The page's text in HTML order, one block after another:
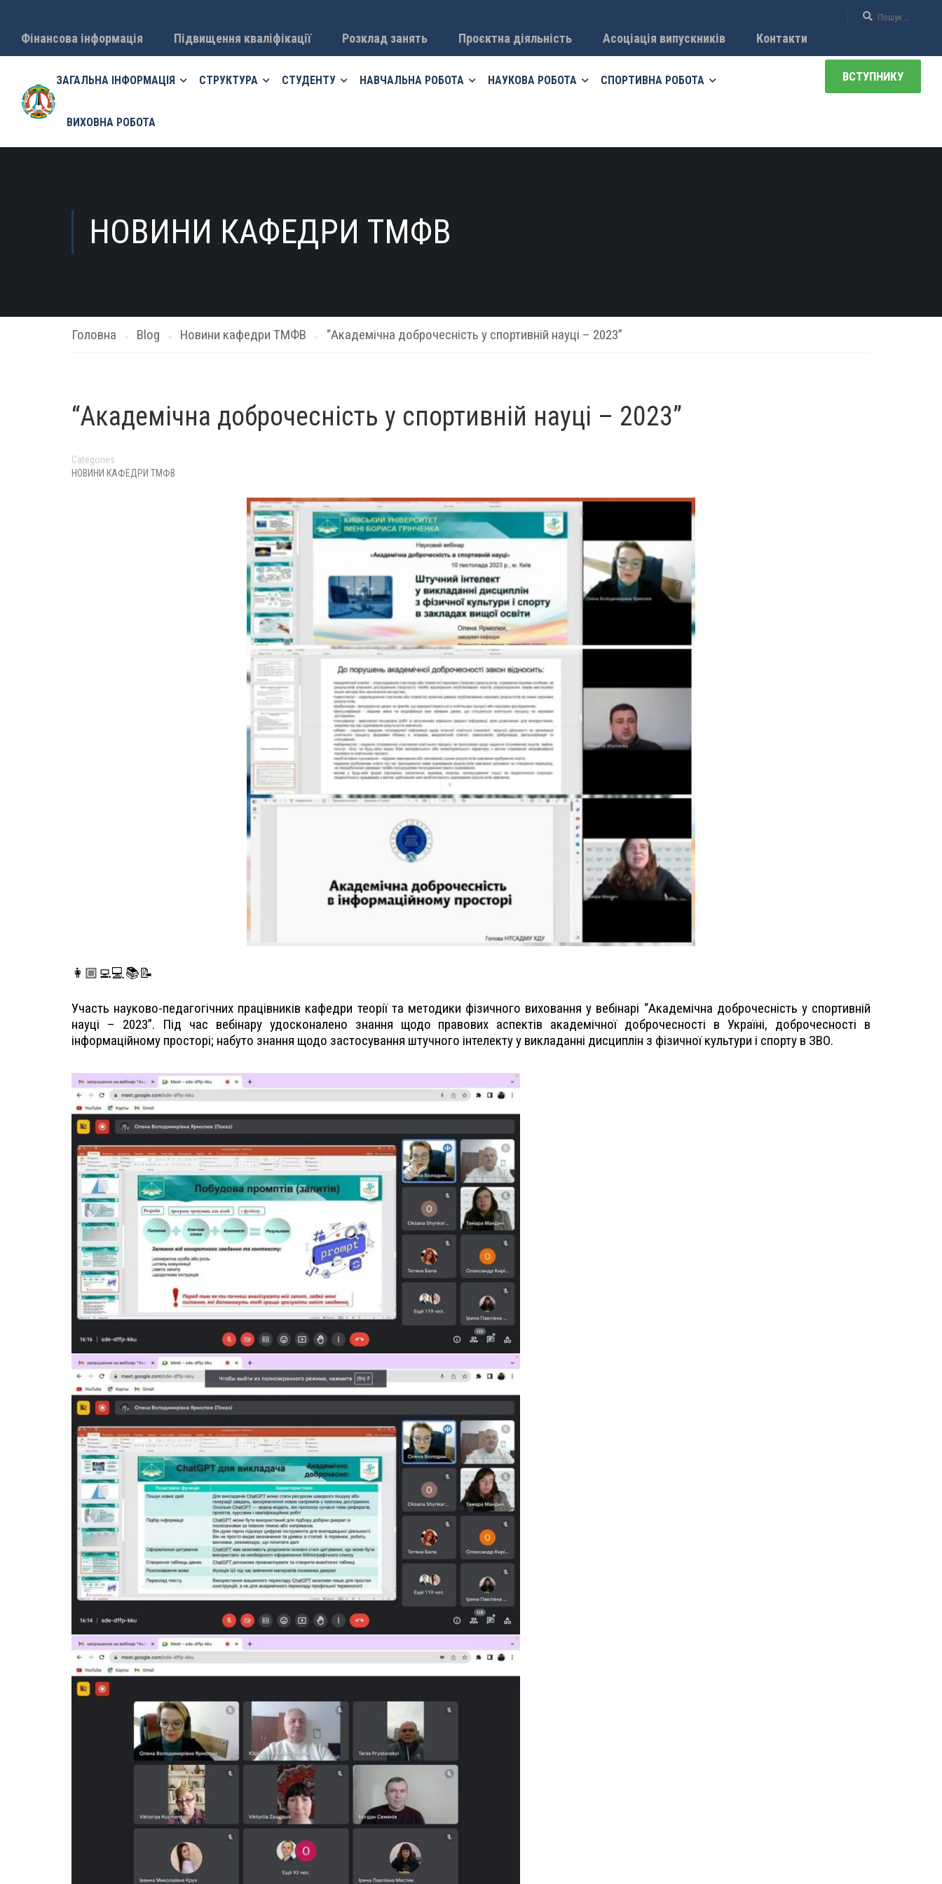
Фінансова інформація Підвищення кваліфікації Розклад занять Проєктна діяльність Асоціація випускників Контакти
ЗАГАЛЬНА ІНФОРМАЦІЯ СТРУКТУРА СТУДЕНТУ НАВЧАЛЬНА РОБОТА НАУКОВА РОБОТА СПОРТИВНА РОБОТА
ВИХОВНА РОБОТА
ВСТУПНИКУ
НОВИНИ КАФЕДРИ ТМФВ
Головна Blog Новини кафедри ТМФВ “Академічна доброчесність у спортивній науці – 2023”
“Академічна доброчесність у спортивній науці – 2023”
Categories
НОВИНИ КАФЕДРИ ТМФВ
👩🏼‍💻💻📚📝
Участь науково-педагогічних працівників кафедри теорії та методики фізичного виховання у вебінарі “Академічна доброчесність у спортивній
науці – 2023”. Під час вебінару удосконалено знання щодо правових аспектів академічної доброчесності в Україні, доброчесності в
інформаційному просторі; набуто знання щодо застосування штучного інтелекту у викладанні дисциплін з фізичної культури і спорту в ЗВО.